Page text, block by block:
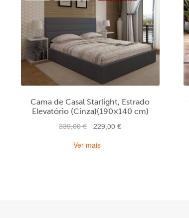
Cama de Casal Starlight, Estrado
Elevatório (Cinza)(190×140 cm)
339,00€
O
original
229,00€O
Ver mais